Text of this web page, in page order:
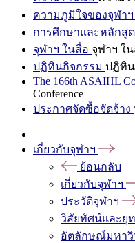
ความภูมิใจของจุฬาฯ
การศึกษาและหลักสู
จุฬาฯ ในสื่อ จุฬาฯ ใ
ปฏิทินกิจกรรม ปฏิทิน
The 166th ASAIHL
Conference
ประกาศจัดซื้อจัดจ้าง
เกี่ยวกับจุฬาฯ
ย้อนกลับ
เกี่ยวกับจุฬาฯ
ประวัติจุฬาฯ
วิสัยทัศน์และยุ
อัตลักษณ์มหาวิ